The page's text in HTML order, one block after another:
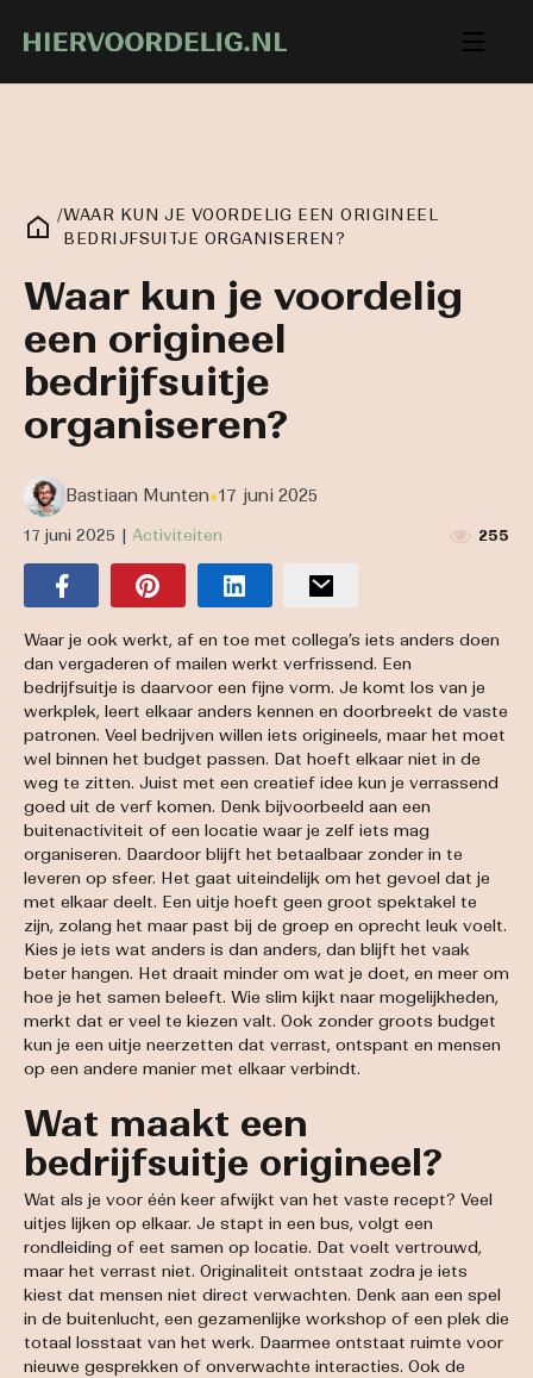
/WAAR KUN JE VOORDELIG EEN ORIGINEEL
BEDRIJFSUITJE ORGANISEREN?
Waar kun je voordelig
een origineel
bedrijfsuitje
organiseren?
Bastiaan Munten•17 juni 2025
17 juni 2025 | Activiteiten 255
Waar je ook werkt, af en toe met collega’s iets anders doen
dan vergaderen of mailen werkt verfrissend. Een
bedrijfsuitje is daarvoor een fijne vorm. Je komt los van je
werkplek, leert elkaar anders kennen en doorbreekt de vaste
patronen. Veel bedrijven willen iets origineels, maar het moet
wel binnen het budget passen. Dat hoeft elkaar niet in de
weg te zitten. Juist met een creatief idee kun je verrassend
goed uit de verf komen. Denk bijvoorbeeld aan een
buitenactiviteit of een locatie waar je zelf iets mag
organiseren. Daardoor blijft het betaalbaar zonder in te
leveren op sfeer. Het gaat uiteindelijk om het gevoel dat je
met elkaar deelt. Een uitje hoeft geen groot spektakel te
zijn, zolang het maar past bij de groep en oprecht leuk voelt.
Kies je iets wat anders is dan anders, dan blijft het vaak
beter hangen. Het draait minder om wat je doet, en meer om
hoe je het samen beleeft. Wie slim kijkt naar mogelijkheden,
merkt dat er veel te kiezen valt. Ook zonder groots budget
kun je een uitje neerzetten dat verrast, ontspant en mensen
op een andere manier met elkaar verbindt.
Wat maakt een
bedrijfsuitje origineel?
Wat als je voor één keer afwijkt van het vaste recept? Veel
uitjes lijken op elkaar. Je stapt in een bus, volgt een
rondleiding of eet samen op locatie. Dat voelt vertrouwd,
maar het verrast niet. Originaliteit ontstaat zodra je iets
kiest dat mensen niet direct verwachten. Denk aan een spel
in de buitenlucht, een gezamenlijke workshop of een plek die
totaal losstaat van het werk. Daarmee ontstaat ruimte voor
nieuwe gesprekken of onverwachte interacties. Ook de